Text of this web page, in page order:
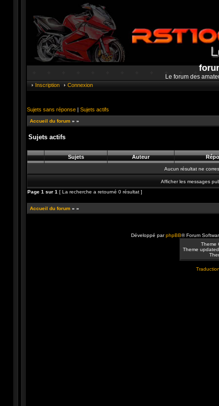
Le forum des
Inscription Connexion
Sujets sans réponse | Sujets actifs
Accueil du forum » »
Sujets actifs
Sujets Auteur
Aucun résultat ne
Afficher les messages
Page 1 sur 1 [ La recherche a retourné 0 résultat ]
Accueil du forum » »
Développé parphpBB® Forum
Theme
Theme